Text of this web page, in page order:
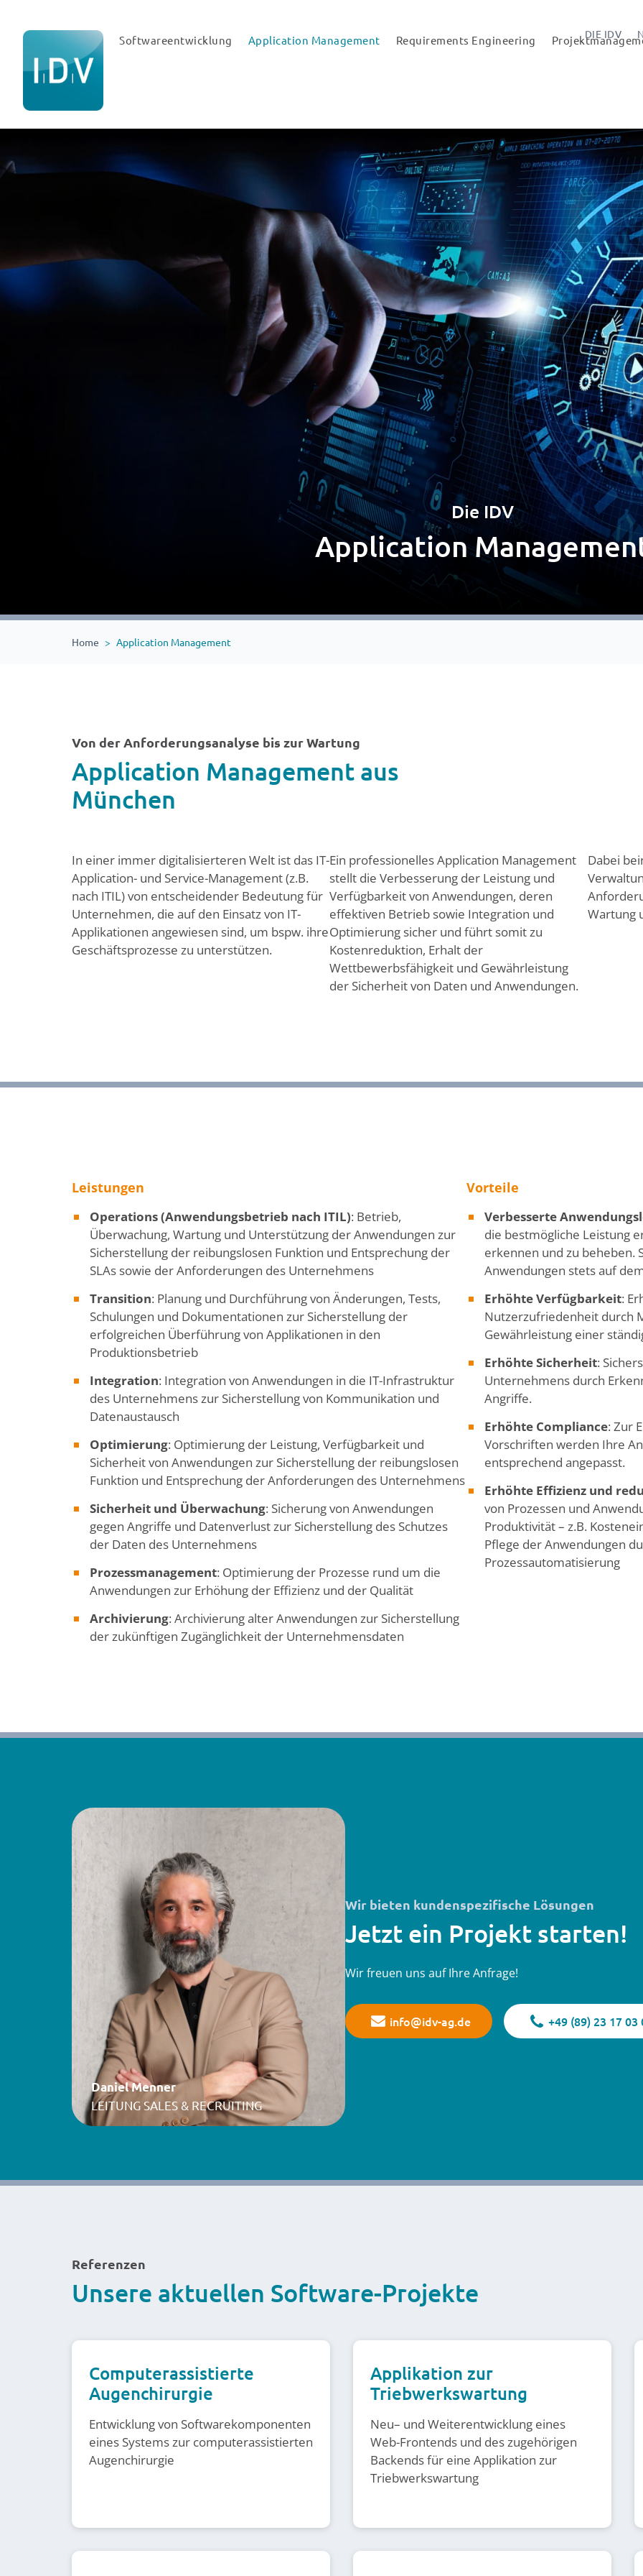
DIE IDV
Softwareentwicklung Application Management Requirements Engineering
Die IDV
Application
Home Application Management
Von der Anforderungsanalyse bis zur Wartung
Application Management aus
München
In einer immer digitalisierteren Welt ist das IT-
Application- und Service-Management (z.B.
nach ITIL) von entscheidender Bedeutung für
Unternehmen, die auf den Einsatz von IT-
Applikationen angewiesen sind, um bspw. ihre
Geschäftsprozesse zu unterstützen.
Ein professionelles Application Management
stellt die Verbesserung der Leistung und
Verfügbarkeit von Anwendungen, deren
effektiven Betrieb sowie Integration und
Optimierung sicher und führt somit zu
Kostenreduktion, Erhalt der
Wettbewerbsfähigkeit und Gewährleistung
der Sicherheit von Daten und Anwendungen.
Dabei
Wartung
Leistungen
Operations (Anwendungsbetrieb nach ITIL): Betrieb,
Überwachung, Wartung und Unterstützung der Anwendungen zur
Sicherstellung der reibungslosen Funktion und Entsprechung der
SLAs sowie der Anforderungen des Unternehmens
Transition: Planung und Durchführung von Änderungen, Tests,
Schulungen und Dokumentationen zur Sicherstellung der
erfolgreichen Überführung von Applikationen in den
Produktionsbetrieb
Integration: Integration von Anwendungen in die IT-Infrastruktur
des Unternehmens zur Sicherstellung von Kommunikation und
Datenaustausch
Optimierung: Optimierung der Leistung, Verfügbarkeit und
Sicherheit von Anwendungen zur Sicherstellung der reibungslosen
Funktion und Entsprechung der Anforderungen des Unternehmens
Sicherheit und Überwachung: Sicherung von Anwendungen
gegen Angriffe und Datenverlust zur Sicherstellung des Schutzes
der Daten des Unternehmens
Prozessmanagement: Optimierung der Prozesse rund um die
Anwendungen zur Erhöhung der Effizienz und der Qualität
Archivierung: Archivierung alter Anwendungen zur Sicherstellung
der zukünftigen Zugänglichkeit der Unternehmensdaten
Vorteile
Verbesserte
die bestmögliche Leistung
erkennen und zu beheben.
Anwendungen stets auf
Erhöhte Verfügbarkeit:
Nutzerzufriedenheit durch
Gewährleistung einer
Erhöhte Sicherheit:
Unternehmens durch
Angriffe.
Erhöhte Compliance: Zur
Vorschriften werden Ihre
entsprechend angepasst.
Erhöhte Effizienz und
von Prozessen und
Produktivität – z.B.
Pflege der Anwendungen
Prozessautomatisierung
Daniel Menner
LEITUNG SALES & RECRUITING
Wir bieten kundenspezifische Lösungen
Jetzt ein Projekt starten!
Wir freuen uns auf Ihre Anfrage!
info@idv-ag.de +49 (89) 23 17 03
Referenzen
Unsere aktuellen Software-Projekte
Computerassistierte
Augenchirurgie
Entwicklung von Softwarekomponenten
eines Systems zur computerassistierten
Augenchirurgie
Applikation zur
Triebwerkswartung
Neu– und Weiterentwicklung eines
Web-Frontends und des zugehörigen
Backends für eine Applikation zur
Triebwerkswartung